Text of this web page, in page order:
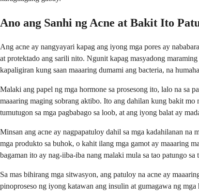
Ano ang Sanhi ng Acne at Bakit Ito
Ang acne ay nangyayari kapag ang iyong mga pores ay
at protektado ang sarili nito. Ngunit kapag masyadong
kapaligiran kung saan maaaring dumami ang bacteria, na
Malaki ang papel ng mga hormone sa prosesong ito, lalo na sa
maaaring maging sobrang aktibo. Ito ang dahilan kung bakit
tumutugon sa mga pagbabago sa loob, at ang iyong balat ay
Minsan ang acne ay nagpapatuloy dahil sa mga kadahilanan
mga produkto sa buhok, o kahit ilang mga gamot ay maaaring
bagaman ito ay nag-iiba-iba nang malaki mula sa tao patungo
Sa mas bihirang mga sitwasyon, ang patuloy na acne ay
pinoproseso ng iyong katawan ang insulin at gumagawa ng